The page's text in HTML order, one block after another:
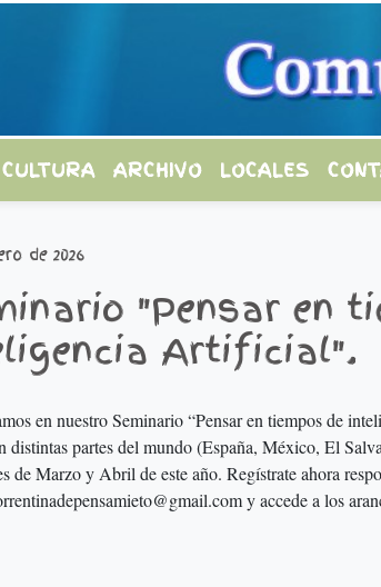
CULTURA ARCHIVO LOCALES
de 2026
"Pensar en
Artificial".
en nuestro Seminario “Pensar en tiempos de
distintas partes del mundo (España, México, El
de Marzo y Abril de este año. Regístrate ahora
y accede a los